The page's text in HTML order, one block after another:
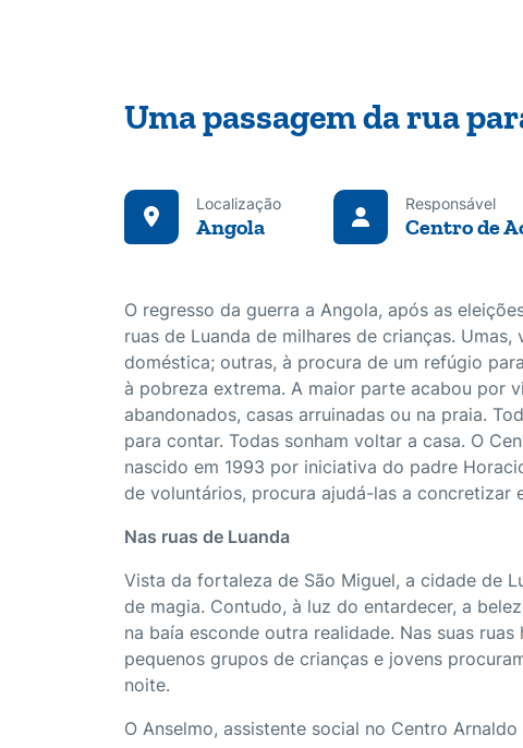
Uma passagem da rua
Localização
Angola
Responsável
Centro de
O regresso da guerra a Angola, após as
ruas de Luanda de milhares de crianças. Umas,
doméstica; outras, à procura de um refúgio
à pobreza extrema. A maior parte acabou por
abandonados, casas arruinadas ou na praia.
para contar. Todas sonham voltar a casa. O
nascido em 1993 por iniciativa do padre
de voluntários, procura ajudá-las a concretizar
Nas ruas de Luanda
Vista da fortaleza de São Miguel, a cidade de
de magia. Contudo, à luz do entardecer, a
na baía esconde outra realidade. Nas suas
pequenos grupos de crianças e jovens
noite.
O Anselmo, assistente social no Centro Arnaldo